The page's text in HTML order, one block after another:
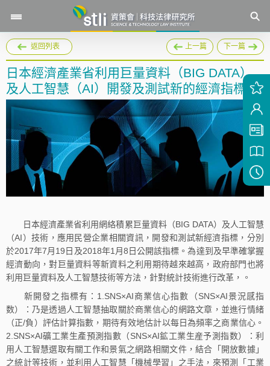
返回列表 上一篇 下一篇
日本經濟產業省利用巨量資料（BIG DATA）
及人工智慧（AI）開發及測試新的經濟指標
日本經濟產業省利用網絡積累巨量資料（BIG DATA）及人工智慧
（AI）技術，應用民營企業相關資訊，開發和測試新經濟指標，分別
於2017年7月19日及2018年1月8日公開該指標。為達到及早準確掌握
經濟動向，對巨量資料等新資料之利用期待越來越高，政府部門也將
利用巨量資料及人工智慧技術等方法，針對統計技術進行改革，。
新開發之指標有：1.SNS×AI商業信心指數（SNS×AI景況感指
数）：乃是透過人工智慧抽取關於商業信心的網路文章，並進行情緒
（正/負）評估計算指數，期待有效地估計以每日為頻率之商業信心。
2.SNS×AI礦工業生產預測指數（SNS×AI鉱工業生産予測指数）：利
用人工智慧選取有關工作和景氣之網路相關文件，結合「開放數據」
之統計等技術，並利用人工智慧「機械學習」之手法，來預測「工業